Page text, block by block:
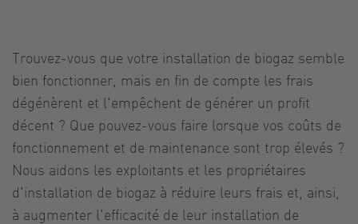
Trouvez-vous que votre installation de biogaz semble
bien fonctionner, mais en fin de compte les frais
dégénèrent et l'empêchent de générer un profit
décent ? Que pouvez-vous faire lorsque vos coûts de
fonctionnement et de maintenance sont trop élevés ?
Nous aidons les exploitants et les propriétaires
d'installation de biogaz à réduire leurs frais et, ainsi,
à augmenter l'efficacité de leur installation de